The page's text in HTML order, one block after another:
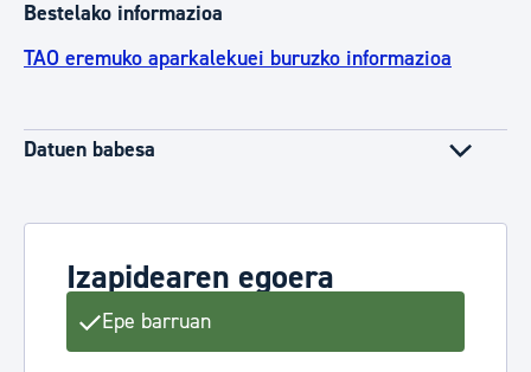
Bestelako informazioa
TAO eremuko aparkalekuei buruzko informazioa
Datuen babesa
Izapidearen egoera
Epe barruan